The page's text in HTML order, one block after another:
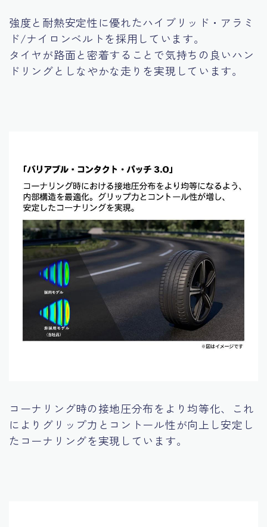
強度と耐熱安定性に優れたハイブリッド・アラミ
ド/ナイロンベルトを採用しています。
タイヤが路面と密着することで気持ちの良いハン
ドリングとしなやかな走りを実現しています。
コーナリング時の接地圧分布をより均等化、これ
によりグリップ力とコントール性が向上し安定し
たコーナリングを実現しています。